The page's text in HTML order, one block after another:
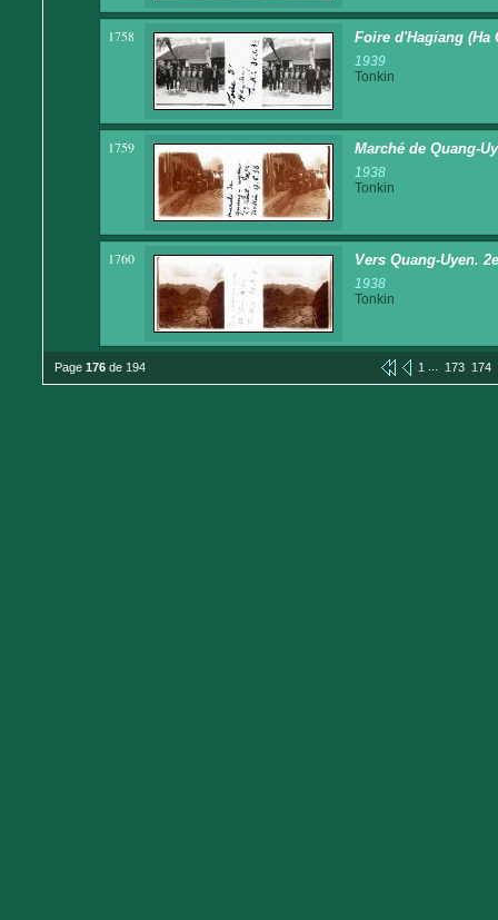
1758 Foire d'Hagiang (Ha
1939
Tonkin
1759 Marché de Quang-
1938
Tonkin
1760 Vers Quang-Uyen.
1938
Tonkin
Page 176 de 194 1 ... 173 174